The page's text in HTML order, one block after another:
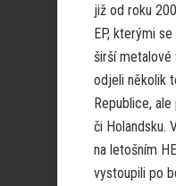
již od roku
EP, kterými
širší
odjeli několik
Republice,
či Holandsku.
na letošním
vystoupili po